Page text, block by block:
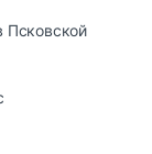
Псковской